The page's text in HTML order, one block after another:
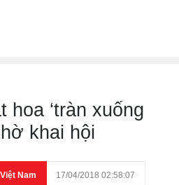
hoa ‘tràn xuống
khai hội
Nam 17/04/2018 02:58:07